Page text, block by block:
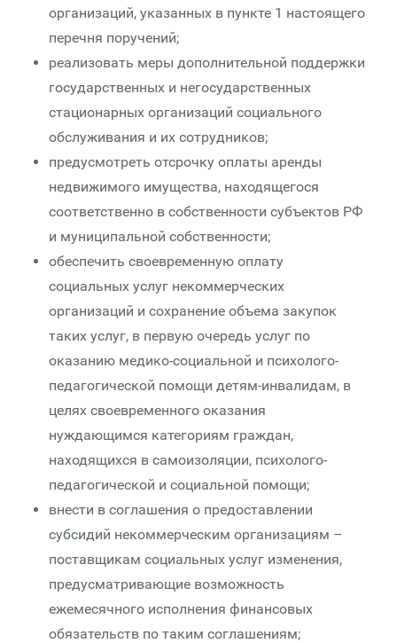
организаций, указанных в пункте 1 настоящего
перечня поручений;
реализовать меры дополнительной поддержки
государственных и негосударственных
стационарных организаций социального
обслуживания и их сотрудников;
предусмотреть отсрочку оплаты аренды
недвижимого имущества, находящегося
соответственно в собственности субъектов РФ
и муниципальной собственности;
обеспечить своевременную оплату
социальных услуг некоммерческих
организаций и сохранение объема закупок
таких услуг, в первую очередь услуг по
оказанию медико-социальной и психолого-
педагогической помощи детям-инвалидам, в
целях своевременного оказания
нуждающимся категориям граждан,
находящихся в самоизоляции, психолого-
педагогической и социальной помощи;
внести в соглашения о предоставлении
субсидий некоммерческим организациям –
поставщикам социальных услуг изменения,
предусматривающие возможность
ежемесячного исполнения финансовых
обязательств по таким соглашениям;